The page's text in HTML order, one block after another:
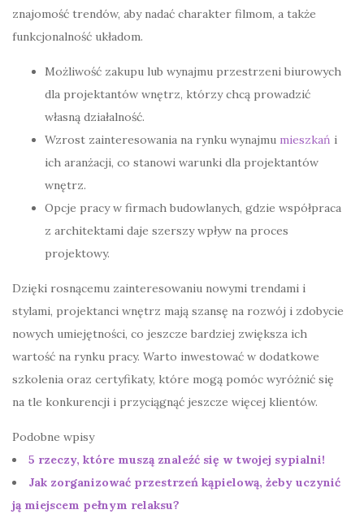
znajomość trendów, aby nadać charakter filmom, a także
funkcjonalność układom.
Możliwość zakupu lub wynajmu przestrzeni biurowych
dla projektantów wnętrz, którzy chcą prowadzić
własną działalność.
Wzrost zainteresowania na rynku wynajmu mieszkań i
ich aranżacji, co stanowi warunki dla projektantów
wnętrz.
Opcje pracy w firmach budowlanych, gdzie współpraca
z architektami daje szerszy wpływ na proces
projektowy.
Dzięki rosnącemu zainteresowaniu nowymi trendami i
stylami, projektanci wnętrz mają szansę na rozwój i zdobycie
nowych umiejętności, co jeszcze bardziej zwiększa ich
wartość na rynku pracy. Warto inwestować w dodatkowe
szkolenia oraz certyfikaty, które mogą pomóc wyróżnić się
na tle konkurencji i przyciągnąć jeszcze więcej klientów.
Podobne wpisy
5 rzeczy, które muszą znaleźć się w twojej sypialni!
Jak zorganizować przestrzeń kąpielową, żeby uczynić
ją miejscem pełnym relaksu?